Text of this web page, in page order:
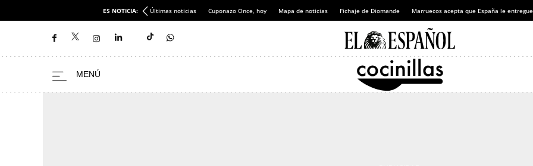
ES NOTICIA:
Editoral - El Rúgido Últimas noticias Cuponazo Once, hoy Mapa de noticias Fichaje de Diomande Marruecos acepta que España le